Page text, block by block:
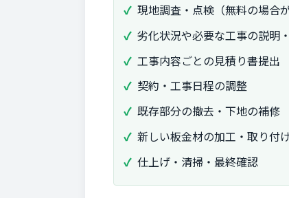
現地調査・点検（無料の場合が
劣化状況や必要な工事の説明
工事内容ごとの見積り書提出
契約・工事日程の調整
既存部分の撤去・下地の補修
新しい板金材の加工・取り付
仕上げ・清掃・最終確認